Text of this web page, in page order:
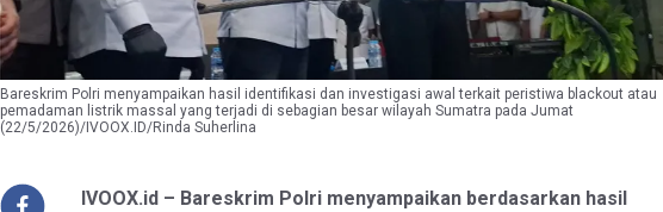
Bareskrim Polri menyampaikan hasil identifikasi dan investigasi awal terkait peristiwa blackout atau
pemadaman listrik massal yang terjadi di sebagian besar wilayah Sumatra pada Jumat
(22/5/2026)/IVOOX.ID/Rinda Suherlina
IVOOX.id – Bareskrim Polri menyampaikan berdasarkan hasil